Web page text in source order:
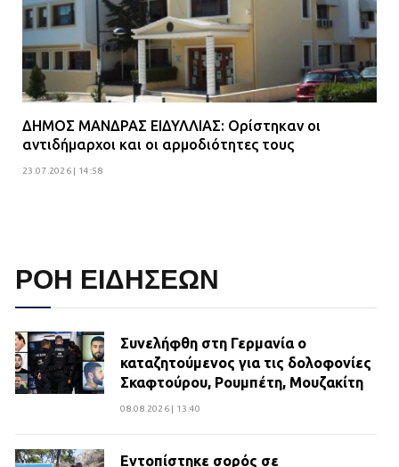
ΔΗΜΟΣ ΜΑΝΔΡΑΣ ΕΙΔΥΛΛΙΑΣ: Ορίστηκαν οι
αντιδήμαρχοι και οι αρμοδιότητες τους
23.07.2026 | 14:58
ΡΟΗ ΕΙΔΗΣΕΩΝ
Συνελήφθη στη Γερμανία ο
καταζητούμενος για τις δολοφονίες
Σκαφτούρου, Ρουμπέτη, Μουζακίτη
08.08.2026 | 13:40
Εντοπίστηκε σορός σε